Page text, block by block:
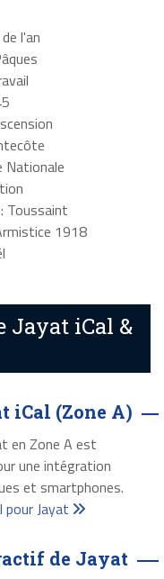
l'an
Nationale
: Toussaint
1918
Jayat iCal &
iCal (Zone A)
en Zone A est
une intégration
et smartphones.
pour Jayat
de Jayat